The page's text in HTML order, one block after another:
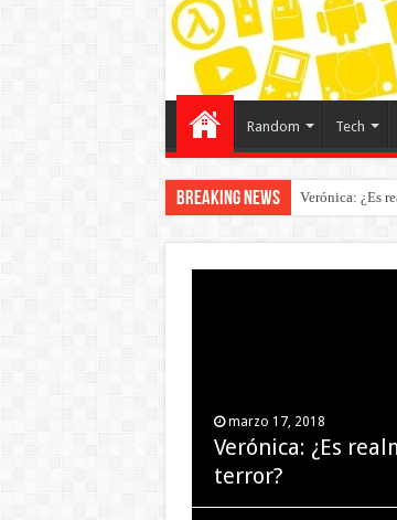
Random Tech
Breaking News Verónica: ¿Es
marzo 17, 2018
Verónica: ¿Es
terror?
marzo 7, 2018
Lady Bird: Toda
libre